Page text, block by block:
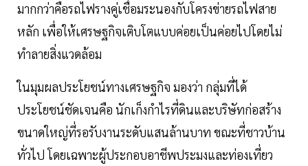
มากกว่าคือรถไฟรางคู่เชื่อมระนองกับโครงข่ายรถไฟสาย
หลัก เพื่อให้เศรษฐกิจเติบโตแบบค่อยเป็นค่อยไปโดยไม่
ทำลายสิ่งแวดล้อม
ในมุมผลประโยชน์ทางเศรษฐกิจ มองว่า กลุ่มที่ได้
ประโยชน์ชัดเจนคือ นักเก็งกำไรที่ดินและบริษัทก่อสร้าง
ขนาดใหญ่ที่รอรับงานระดับแสนล้านบาท ขณะที่ชาวบ้าน
ทั่วไป โดยเฉพาะผู้ประกอบอาชีพประมงและท่องเที่ยว